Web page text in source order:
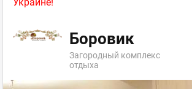
Боровик
Загородный комплекс
отдыха